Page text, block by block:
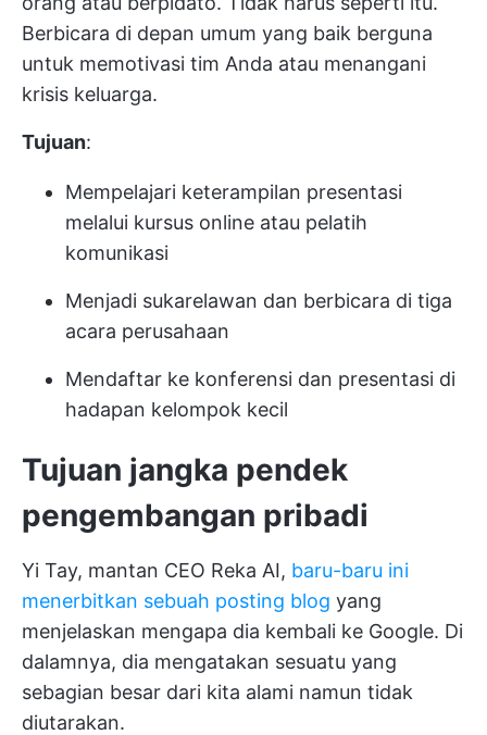
Berbicara di depan umum yang baik berguna
untuk memotivasi tim Anda atau menangani
krisis keluarga.
Tujuan:
Mempelajari keterampilan presentasi
melalui kursus online atau pelatih
komunikasi
Menjadi sukarelawan dan berbicara di tiga
acara perusahaan
Mendaftar ke konferensi dan presentasi di
hadapan kelompok kecil
Tujuan jangka pendek
pengembangan pribadi
Yi Tay, mantan CEO Reka AI, baru-baru ini
menerbitkan sebuah posting blog yang
menjelaskan mengapa dia kembali ke Google. Di
dalamnya, dia mengatakan sesuatu yang
sebagian besar dari kita alami namun tidak
diutarakan.